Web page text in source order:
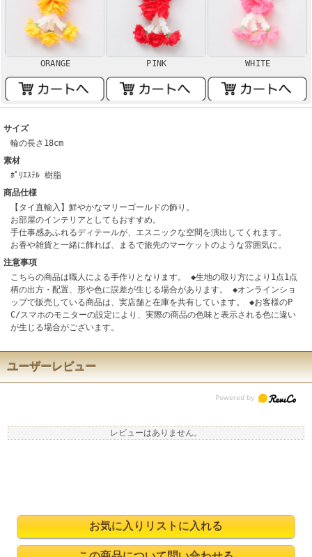
ORANGE PINK WHITE
サイズ
輪の長さ18cm
素材
ﾎﾟﾘｴｽﾃﾙ 樹脂
商品仕様
【タイ直輸入】鮮やかなマリーゴールドの飾り。
お部屋のインテリアとしてもおすすめ。
手仕事感あふれるディテールが、エスニックな空間を演出してくれます。
お香や雑貨と一緒に飾れば、まるで旅先のマーケットのような雰囲気に。
注意事項
こちらの商品は職人による手作りとなります。 ◆生地の取り方により1点1点
柄の出方・配置、形や色に誤差が生じる場合があります。 ◆オンラインショ
ップで販売している商品は、実店舗と在庫を共有しています。 ◆お客様のP
C/スマホのモニターの設定により、実際の商品の色味と表示される色に違い
が生じる場合がございます。
ユーザーレビュー
レビューはありません。